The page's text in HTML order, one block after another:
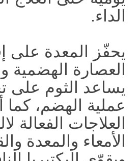
الداء.
يحفّز المعدة على
العصارة الهضمية
يساعد الثوم على
عملية الهضم، كما
العلاجات الفعالة
الأمعاء والمعدة